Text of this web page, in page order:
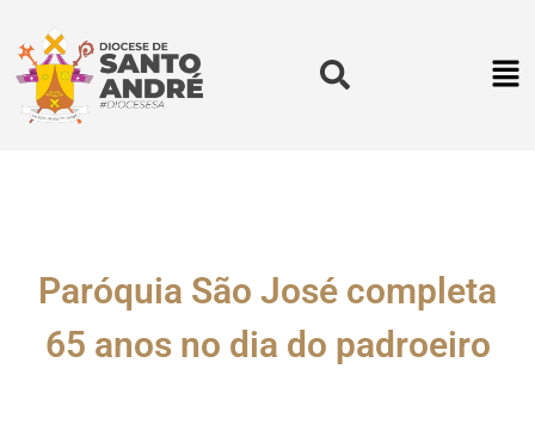
Paróquia São José completa
65 anos no dia do padroeiro